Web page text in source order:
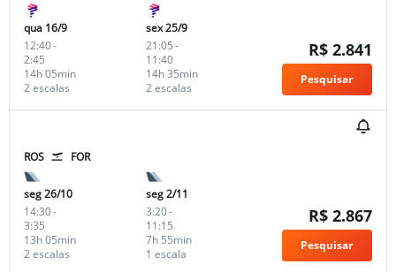
qua 16/9
12:40-
2:45
2 escalas
14h 05min
sex 25/9
21:05-
11:40
2 escalas
14h 35min
R$ 2.841
Pesquisar
ROS FOR
seg 26/10
14:30-
3:35
2 escalas
13h 05min
seg 2/11
3:20-
11:15
1 escala
7h 55min
R$ 2.867
Pesquisar